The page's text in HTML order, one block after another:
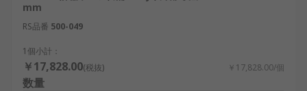
mm
RS品番 500-049
1個小計：
￥17,828.00(税抜) ￥17,828.00/個
数量